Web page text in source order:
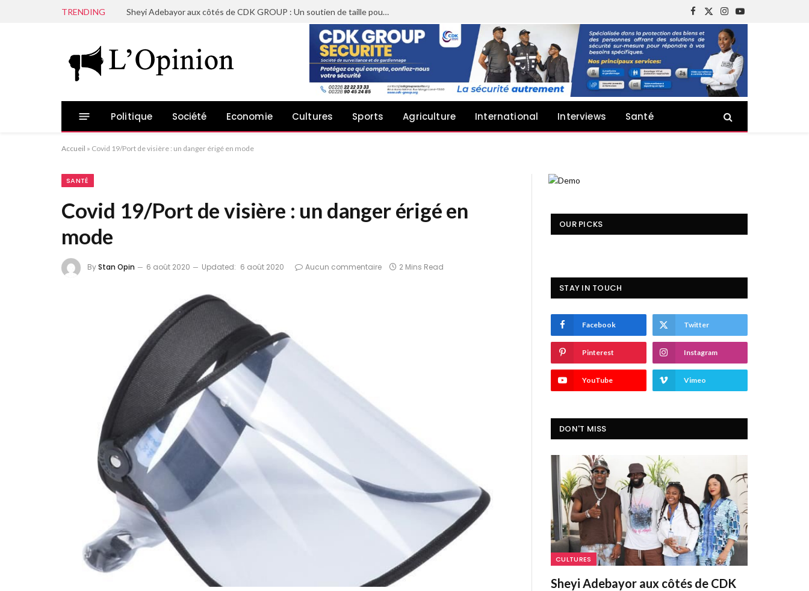
TRENDING Sheyi Adebayor aux côtés de CDK GROUP : Un soutien de taille pour le concert de Joachin Migos
Facebook
X
(Twitter)
Instagram
YouTube
Politique Société Economie Cultures Sports Agriculture International Interviews Santé
Accueil » Covid 19/Port de visière : un danger érigé en mode
SANTÉ
Covid 19/Port de visière : un danger érigé en
mode
ByStan Opin 6 août 2020 Updated: 6 août 2020 Aucun commentaire 2 Mins Read
OUR PICKS
STAY IN TOUCH
Facebook Twitter
Pinterest Instagram
YouTube Vimeo
DON'T MISS
CULTURES
Sheyi Adebayor aux côtés de CDK